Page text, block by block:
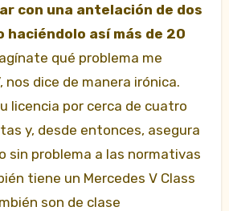
con una antelación de dos
haciéndolo así más de 20
qué problema me
nos dice de manera irónica.
licencia por cerca de cuatro
y, desde entonces, asegura
sin problema a las normativas
tiene un Mercedes V Class
son de clase